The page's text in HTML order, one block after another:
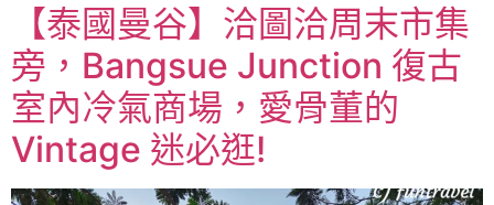
【泰國曼谷】洽圖洽周末市集
旁，Bangsue Junction 復古
室內冷氣商場，愛骨董的
Vintage 迷必逛!